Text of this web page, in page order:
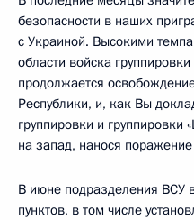
безопасности в наших
с Украиной. Высокими
области войска группировки
продолжается
Республики, и, как Вы
группировки и
на запад, нанося поражение
В июне подразделения ВСУ
пунктов, в том числе